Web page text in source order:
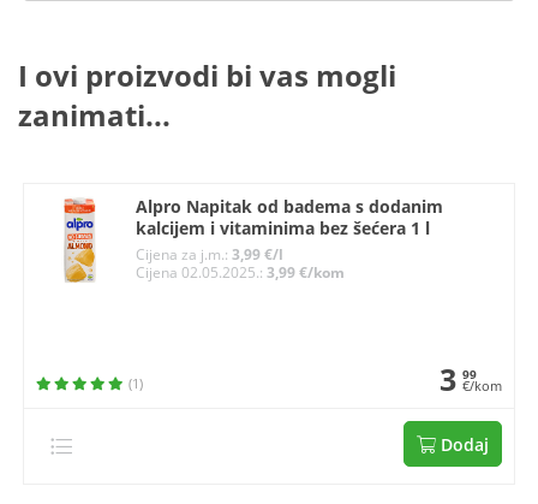
I ovi proizvodi bi vas mogli
zanimati...
Alpro Napitak od badema s dodanim
kalcijem i vitaminima bez šećera 1 l
Cijena za j.m.: 3,99 €/l
Cijena 02.05.2025.: 3,99 €/kom
(1) 3 99
€/kom
Dodaj